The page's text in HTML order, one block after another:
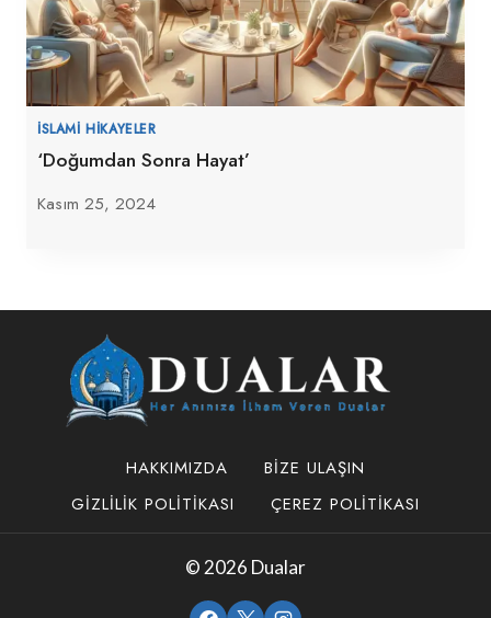
İSLAMI HIKAYELER
‘Doğumdan Sonra Hayat’
Kasım 25, 2024
HAKKIMIZDA
BIZE ULAŞIN
GIZLILIK POLITIKASI
ÇEREZ POLITIKASI
© 2026 Dualar